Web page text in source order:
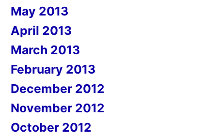
May 2013
April 2013
March 2013
February 2013
December 2012
November 2012
October 2012